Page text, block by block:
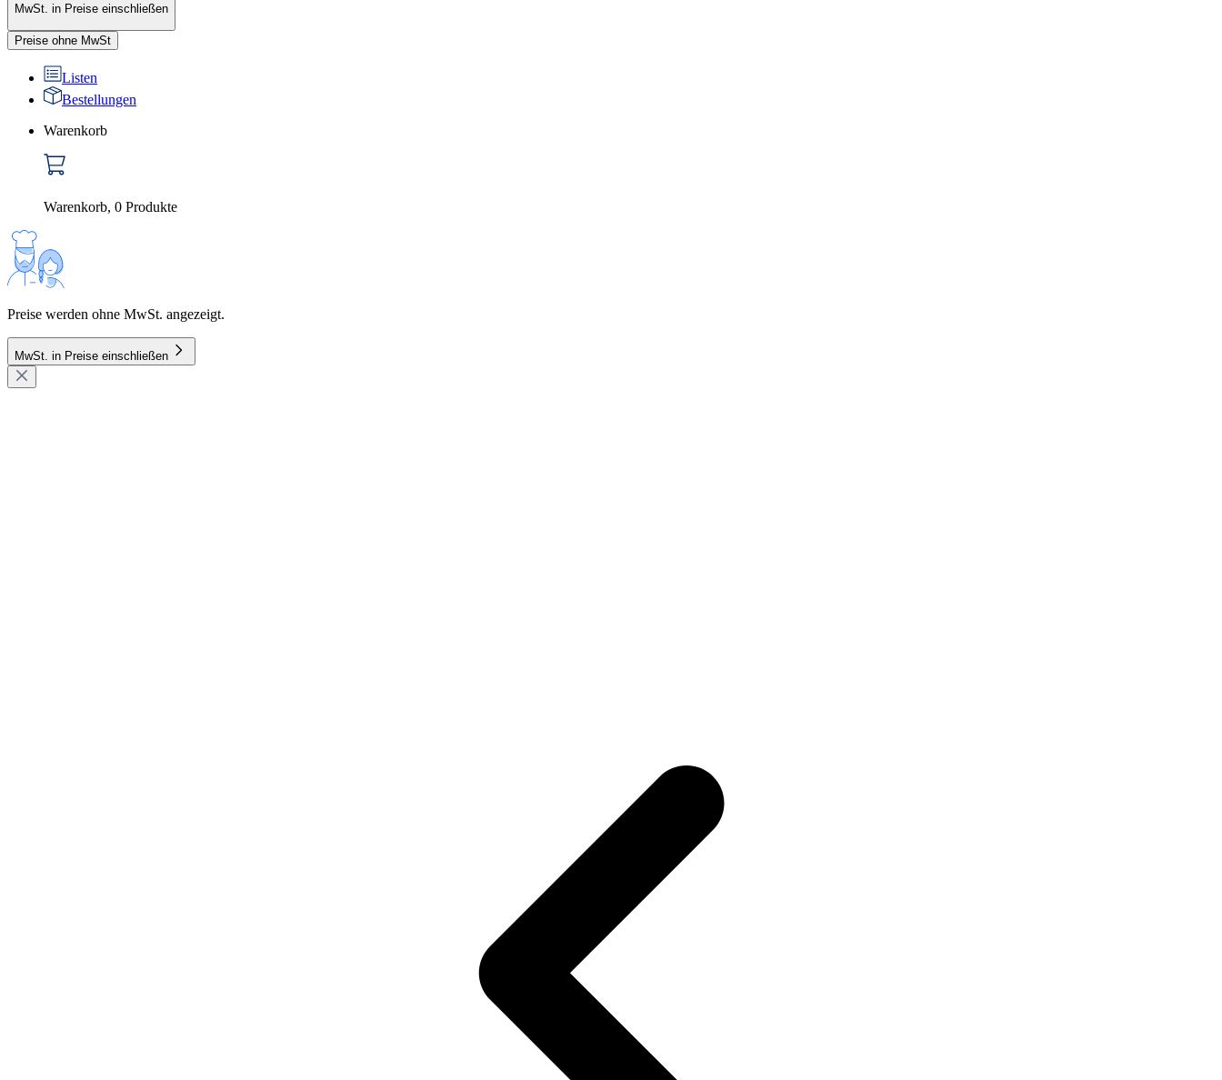
MwSt. in Preise einschließen
Preise ohne MwSt
Listen
Bestellungen
Warenkorb
Warenkorb, 0 Produkte
Preise werden ohne MwSt. angezeigt.
MwSt. in Preise einschließen